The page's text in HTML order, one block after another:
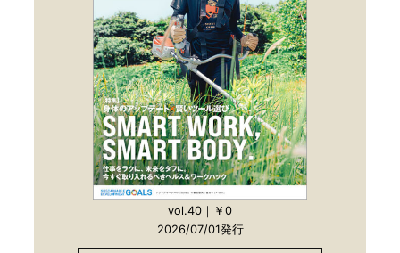
vol.40｜￥0
2026/07/01発行